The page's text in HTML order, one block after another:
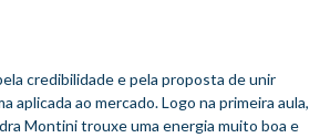
credibilidade e pela proposta de unir
aplicada ao mercado. Logo na primeira aula,
Montini trouxe uma energia muito boa e